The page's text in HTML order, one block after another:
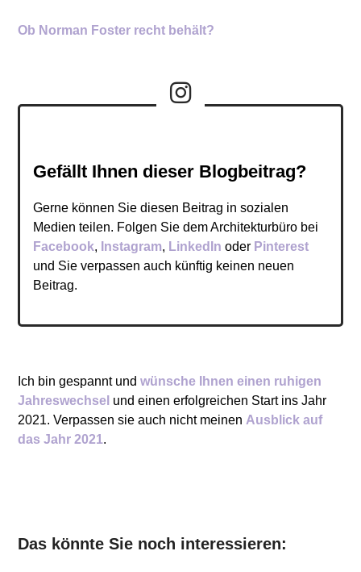
Ob Norman Foster recht behält?
Gefällt Ihnen dieser Blogbeitrag?
Gerne können Sie diesen Beitrag in sozialen
Medien teilen. Folgen Sie dem Architekturbüro bei
Facebook, Instagram, LinkedIn oder Pinterest
und Sie verpassen auch künftig keinen neuen
Beitrag.
Ich bin gespannt undwünsche Ihnen einen ruhigen
Jahreswechsel und einen erfolgreichen Start ins Jahr
2021. Verpassen sie auch nicht meinen Ausblick auf
das Jahr 2021.
Das könnte Sie noch interessieren: